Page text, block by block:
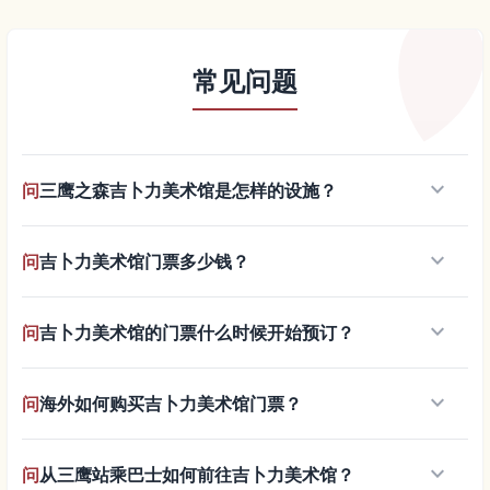
常见问题
问三鹰之森吉卜力美术馆是怎样的设施？ keyboard_arrow_down
问吉卜力美术馆门票多少钱？ keyboard_arrow_down
问吉卜力美术馆的门票什么时候开始预订？ keyboard_arrow_down
问海外如何购买吉卜力美术馆门票？ keyboard_arrow_down
问从三鹰站乘巴士如何前往吉卜力美术馆？ keyboard_arrow_down